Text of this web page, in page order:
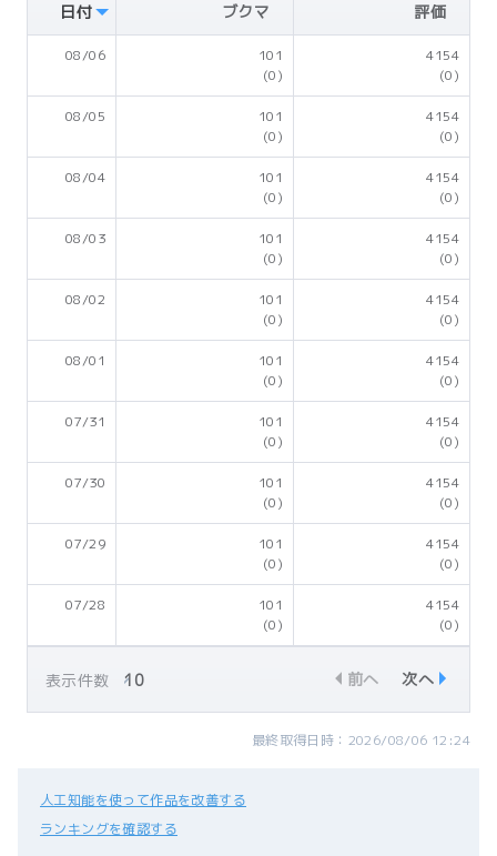
日付 ブクマ 評価
08/06
101
(0)
4154
(0)
08/05
101
(0)
4154
(0)
08/04
101
(0)
4154
(0)
08/03
101
(0)
4154
(0)
08/02
101
(0)
4154
(0)
08/01
101
(0)
4154
(0)
07/31
101
(0)
4154
(0)
07/30
101
(0)
4154
(0)
07/29
101
(0)
4154
(0)
07/28
101
(0)
4154
(0)
表示件数 前へ 次へ
最終取得日時：2026/08/06 12:24
人工知能を使って作品を改善する
ランキングを確認する